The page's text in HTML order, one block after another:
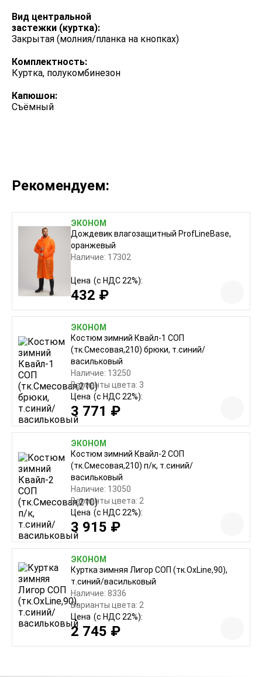
Вид центральной
застежки (куртка):
Закрытая (молния/планка на кнопках)
Комплектность:
Куртка, полукомбинезон
Капюшон:
Съёмный
Рекомендуем:
ЭКОНОМ
Дождевик влагозащитный ProfLineBase,
оранжевый
Наличие: 17302
Цена (с НДС 22%):
432 ₽
ЭКОНОМ
Костюм зимний Квайл-1 СОП
(тк.Смесовая,210) брюки, т.синий/
васильковый
Наличие: 13250
Варианты цвета: 3
Цена (с НДС 22%):
3 771 ₽
ЭКОНОМ
Костюм зимний Квайл-2 СОП
(тк.Смесовая,210) п/к, т.синий/
васильковый
Наличие: 13050
Варианты цвета: 2
Цена (с НДС 22%):
3 915 ₽
ЭКОНОМ
Куртка зимняя Лигор СОП (тк.OxLine,90),
т.синий/васильковый
Наличие: 8336
Варианты цвета: 2
Цена (с НДС 22%):
2 745 ₽